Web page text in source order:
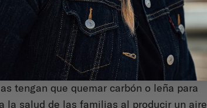
va más allá de la simple reducción de
tengan que quemar carbón o leña para
la salud de las familias al producir un aire